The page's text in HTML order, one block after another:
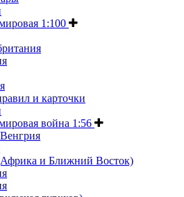
1:100
и карточки
война 1:56
и Ближний Восток)